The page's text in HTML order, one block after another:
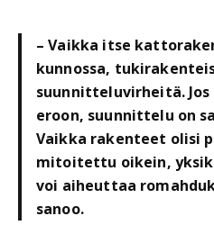
– Vaikka itse
kunnossa,
suunnitteluvirheitä.
eroon, suunnittelu on
Vaikka rakenteet olisi
mitoitettu oikein,
voi aiheuttaa
sanoo.